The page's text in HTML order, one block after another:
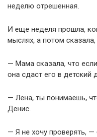
неделю отрешенная.
И еще неделя прошла,
мыслях, а потом
— Мама сказала, что
она сдаст его в детский
— Лена, ты понимаешь,
Денис.
— Я не хочу проверять,